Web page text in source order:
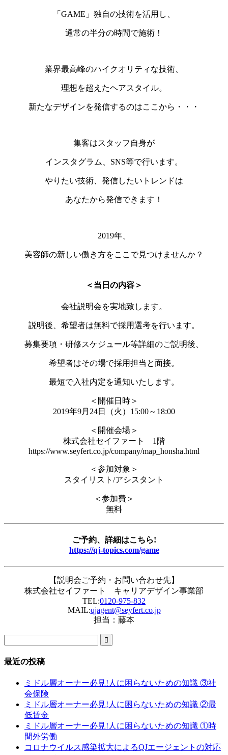
「GAME」独自の技術を活用し、
通常の半分の時間で施術！
業界最高峰のハイクオリティな技術、
理想を超えたヘアスタイル。
新たなデザインを発信するのはここから・・・
集客はスタッフ自身が
インスタグラム、SNS等で行います。
やりたい技術、発信したいトレンドは
あなたから発信できます！
2019年、
美容師の新しい働き方をここで見つけませんか？
＜当日の内容＞
会社説明会を実地致します。
説明後、希望者は無料で採用選考を行います。
募集要項・研修スケジュール等詳細のご説明後、
希望者はその場で採用担当と面接。
最短で入社内定を通知いたします。
＜開催日時＞
2019年9月24日（火）15:00～18:00
＜開催会場＞
株式会社セイファート 1階
https://www.seyfert.co.jp/company/map_honsha.html
＜参加対象＞
スタイリスト/アシスタント
＜参加費＞
無料
ご予約、詳細はこちら!
https://qj-topics.com/game
【説明会ご予約・お問い合わせ先】
株式会社セイファート キャリアデザイン事業部
TEL:0120-975-832
MAIL:qjagent@seyfert.co.jp
担当：藤本

最近の投稿
ミドル層オーナー必見!人に困らないための知識 ③社
会保険
ミドル層オーナー必見!人に困らないための知識 ②最
低賃金
ミドル層オーナー必見!人に困らないための知識 ①時
間外労働
コロナウイルス感染拡大によるQJエージェントの対応